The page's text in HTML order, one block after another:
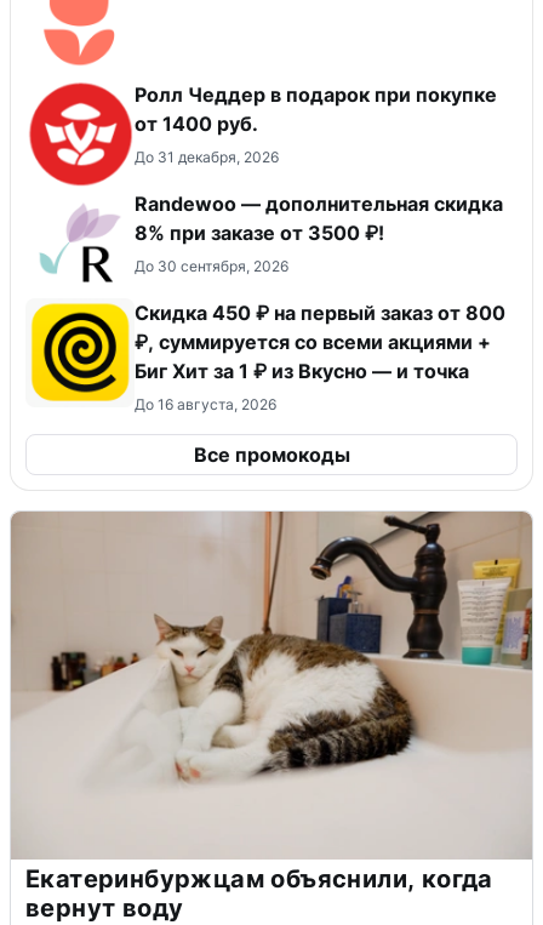
Ролл Чеддер в подарок при покупке
от 1400 руб.
До 31 декабря, 2026
Randewoo — дополнительная скидка
8% при заказе от 3500 ₽!
До 30 сентября, 2026
Скидка 450 ₽ на первый заказ от 800
₽, суммируется со всеми акциями +
Биг Хит за 1 ₽ из Вкусно — и точка
До 16 августа, 2026
Все промокоды
Екатеринбуржцам объяснили, когда
вернут воду